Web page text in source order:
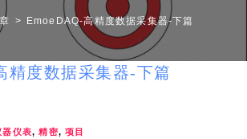
> EmoeDAQ-高精度数据采集器-下篇
精度数据采集器-下篇
器仪表, 精密, 项目